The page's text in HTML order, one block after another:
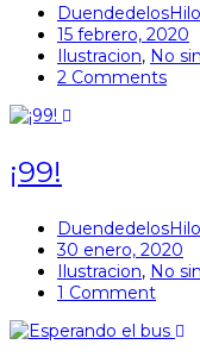
15 febrero, 2020
Ilustracion, No
2 Comments
¡99!
30 enero, 2020
Ilustracion, No
1 Comment